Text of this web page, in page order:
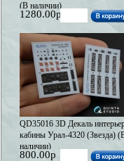
(В наличии)
1280.00р
QD35016 3D Декаль
кабины Урал-4320 (Звезда)
наличии)
800.00р